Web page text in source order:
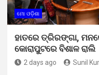
ମୋ ଓଡ଼ିଶା
ହାତରେ ତ୍ରିରଙ୍ଗା,
କୋରାପୁଟରେ ବିଶାଳ ରାଲି
2 days ago Sunil